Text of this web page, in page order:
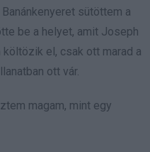
sütöttem a
be a helyet, amit Joseph
költözik el, csak ott marad a
ott vár.
magam, mint egy